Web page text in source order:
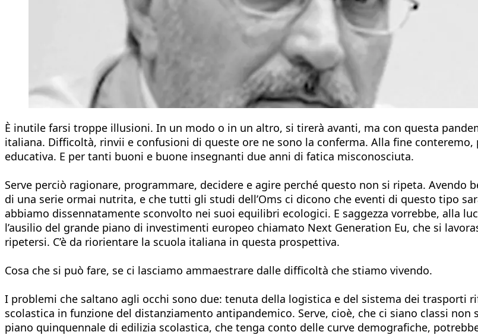
È inutile farsi troppe illusioni. In un modo o in un altro, si tirerà avanti, ma con questa
italiana. Difficoltà, rinvii e confusioni di queste ore ne sono la conferma. Alla fine
educativa. E per tanti buoni e buone insegnanti due anni di fatica misconosciuta.
Serve perciò ragionare, programmare, decidere e agire perché questo non si ripeta. Avendo
di una serie ormai nutrita, e che tutti gli studi dell’Oms ci dicono che eventi di questo tipo
abbiamo dissennatamente sconvolto nei suoi equilibri ecologici. E saggezza vorrebbe, alla
l’ausilio del grande piano di investimenti europeo chiamato Next Generation Eu, che si
ripetersi. C’è da riorientare la scuola italiana in questa prospettiva.
Cosa che si può fare, se ci lasciamo ammaestrare dalle difficoltà che stiamo vivendo.
I problemi che saltano agli occhi sono due: tenuta della logistica e del sistema dei trasporti
scolastica in funzione del distanziamento antipandemico. Serve, cioè, che ci siano classi
piano quinquennale di edilizia scolastica, che tenga conto delle curve demografiche,